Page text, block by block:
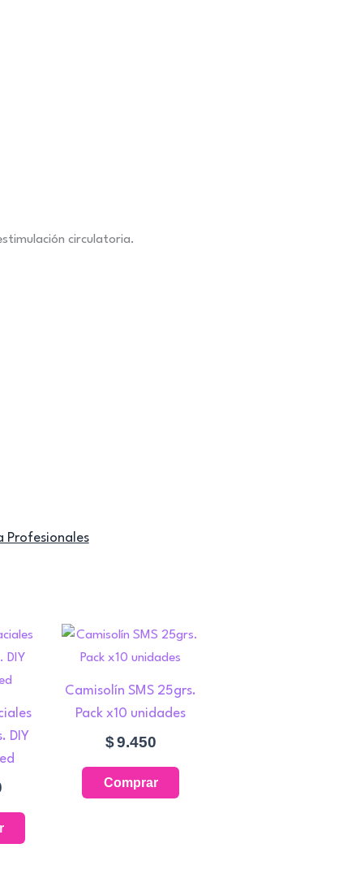
circulatoria.
Profesionales
DIY
Camisolín SMS 25grs.
Pack x10 unidades
$9.450
Comprar